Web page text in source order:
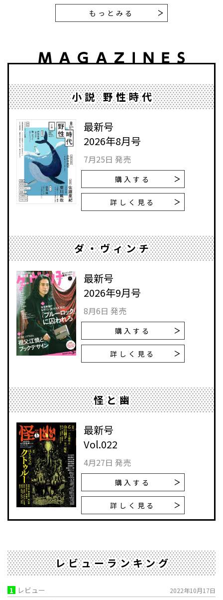
もっとみる
小説 野性時代
最新号
2026年8月号
7月25日 発売
購入する
詳しく見る
ダ・ヴィンチ
最新号
2026年9月号
8月6日 発売
購入する
詳しく見る
怪と幽
最新号
Vol.022
4月27日 発売
購入する
詳しく見る
レビューランキング
1 レビュー 2022年10月17日